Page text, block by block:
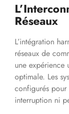
Réseaux
L’intégration
réseaux de
une
optimale. Les
configurés pour
interruption ni